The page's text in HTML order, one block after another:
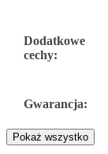
Dodatkowe
cechy:
Gwarancja:
Pokaż wszystko